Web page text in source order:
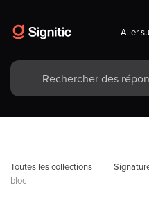
Aller
Toutes les collections
bloc